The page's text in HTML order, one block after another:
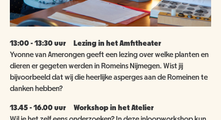
BRUIKLENEN
VERRIJK JEZELF IN HET RIJK VAN NIJMEGEN
13:00 - 13:30 uur Lezing in het Amfitheater
Yvonne van Amerongen geeft een lezing over welke planten en
dieren er gegeten werden in Romeins Nijmegen. Wist jij
bijvoorbeeld dat wij die heerlijke asperges aan de Romeinen te
danken hebben?
13.45 - 16.00 uur Workshop in het Atelier